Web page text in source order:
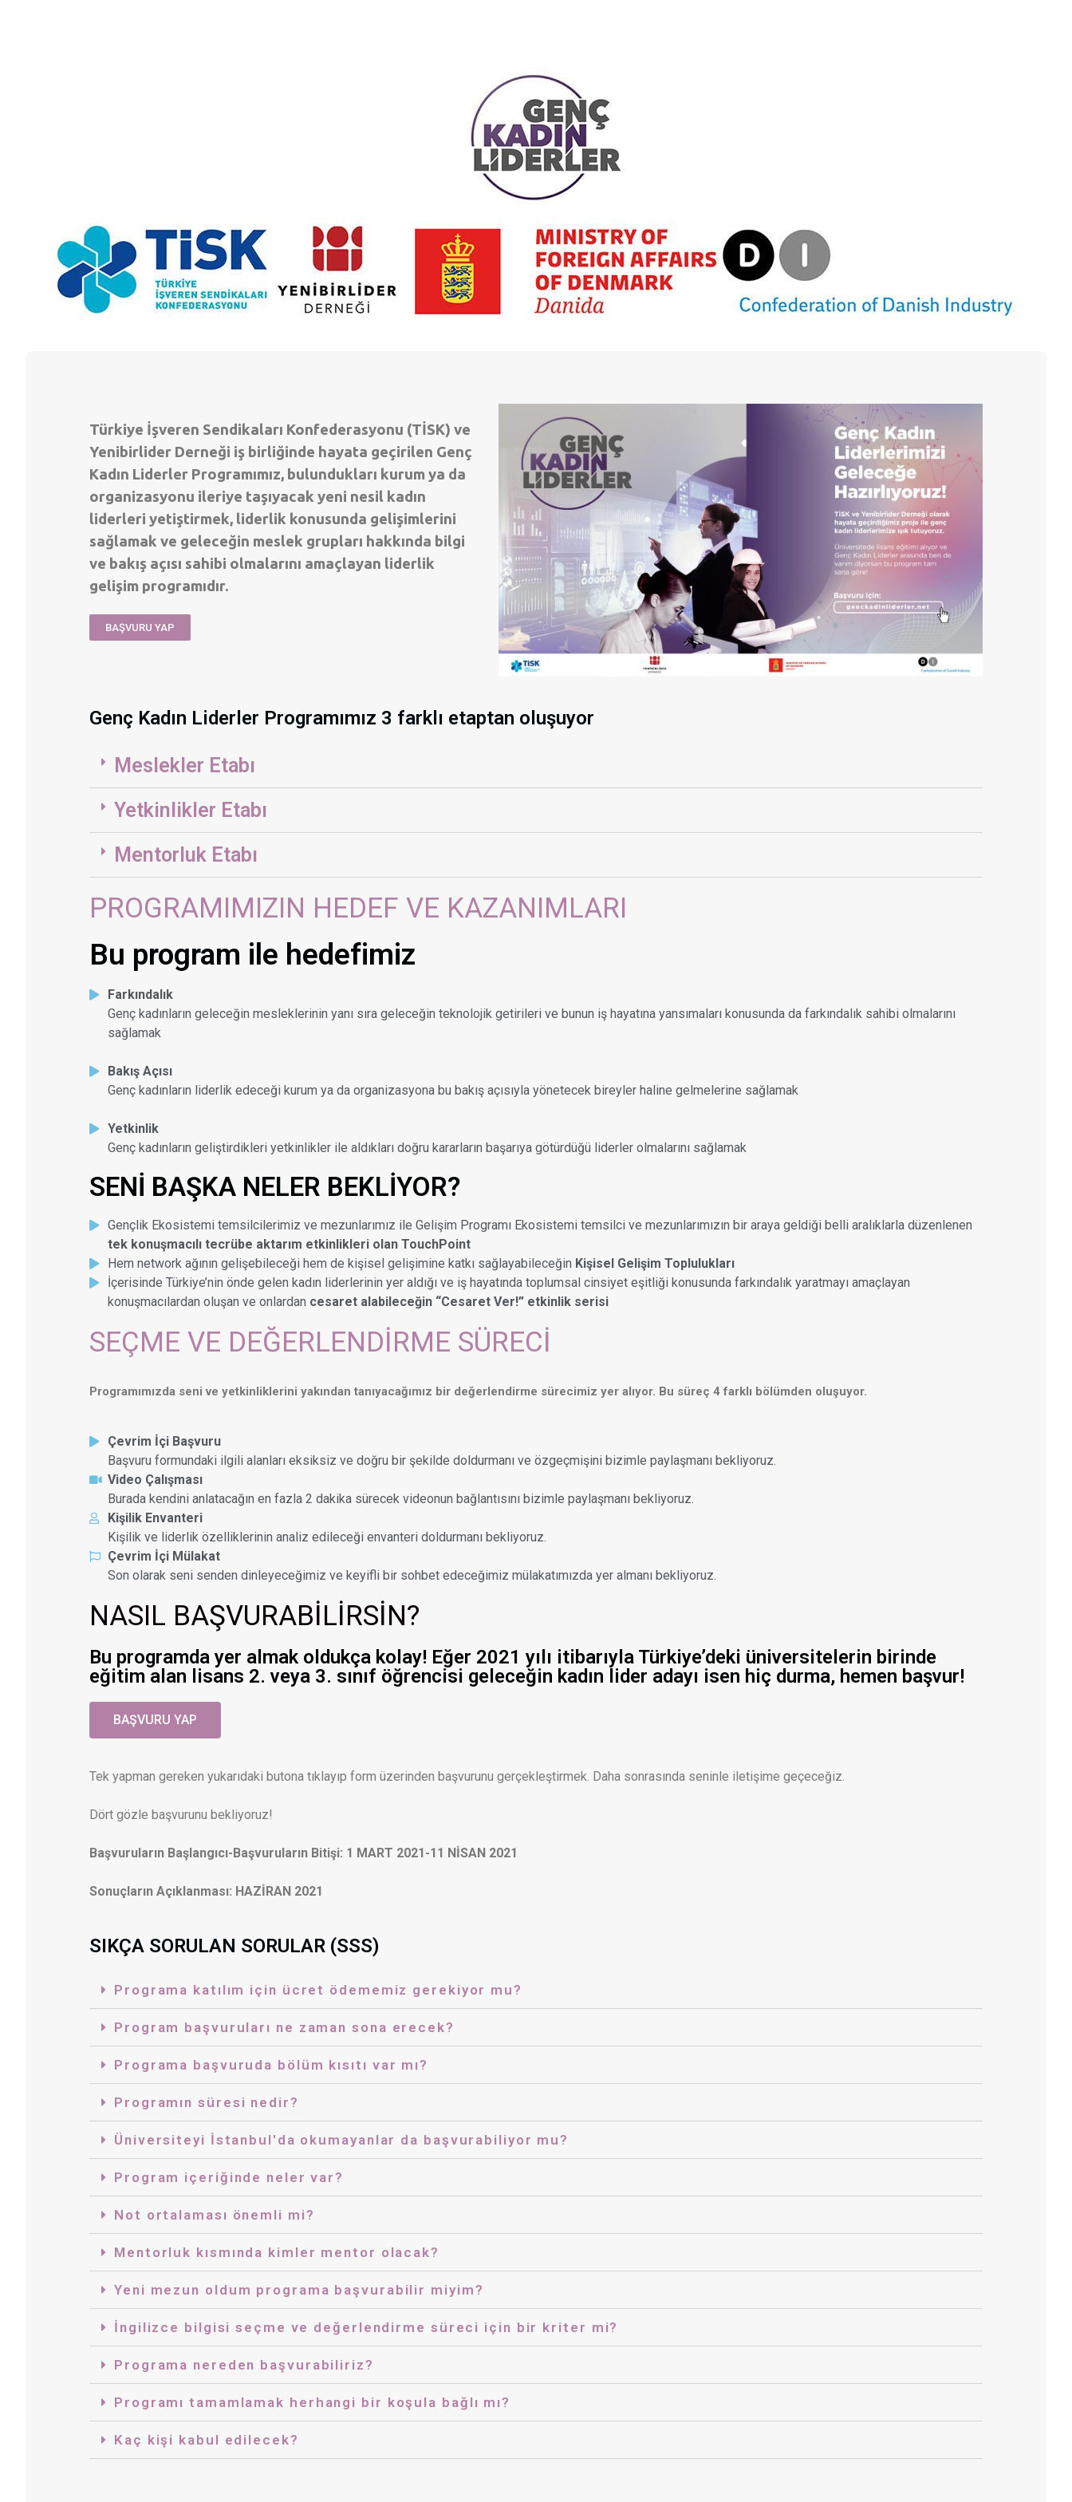
Türkiye İşveren Sendikaları Konfederasyonu (TİSK) ve
Yenibirlider Derneği iş birliğinde hayata geçirilen Genç
Kadın Liderler Programımız, bulundukları kurum ya da
organizasyonu ileriye taşıyacak yeni nesil kadın
liderleri yetiştirmek, liderlik konusunda gelişimlerini
sağlamak ve geleceğin meslek grupları hakkında bilgi
ve bakış açısı sahibi olmalarını amaçlayan liderlik
gelişim programıdır.
BAŞVURU YAP
Genç Kadın Liderler Programımız 3 farklı etaptan oluşuyor
Meslekler Etabı
Yetkinlikler Etabı
Mentorluk Etabı
PROGRAMIMIZIN HEDEF VE KAZANIMLARI
Bu program ile hedefimiz
Farkındalık
Genç kadınların geleceğin mesleklerinin yanı sıra geleceğin teknolojik getirileri ve bunun iş hayatına yansımaları konusunda da farkındalık sahibi olmalarını
sağlamak
Bakış Açısı
Genç kadınların liderlik edeceği kurum ya da organizasyona bu bakış açısıyla yönetecek bireyler haline gelmelerine sağlamak
Yetkinlik
Genç kadınların geliştirdikleri yetkinlikler ile aldıkları doğru kararların başarıya götürdüğü liderler olmalarını sağlamak
SENİ BAŞKA NELER BEKLİYOR?
Gençlik Ekosistemi temsilcilerimiz ve mezunlarımız ile Gelişim Programı Ekosistemi temsilci ve mezunlarımızın bir araya geldiği belli aralıklarla düzenlenen
tek konuşmacılı tecrübe aktarım etkinlikleri olan TouchPoint
Hem network ağının gelişebileceği hem de kişisel gelişimine katkı sağlayabileceğin Kişisel Gelişim Toplulukları
İçerisinde Türkiye’nin önde gelen kadın liderlerinin yer aldığı ve iş hayatında toplumsal cinsiyet eşitliği konusunda farkındalık yaratmayı amaçlayan
konuşmacılardan oluşan ve onlardan cesaret alabileceğin “Cesaret Ver!” etkinlik serisi
SEÇME VE DEĞERLENDİRME SÜRECİ
Programımızda seni ve yetkinliklerini yakından tanıyacağımız bir değerlendirme sürecimiz yer alıyor. Bu süreç 4 farklı bölümden oluşuyor.
Çevrim İçi Başvuru
Başvuru formundaki ilgili alanları eksiksiz ve doğru bir şekilde doldurmanı ve özgeçmişini bizimle paylaşmanı bekliyoruz.
Video Çalışması
Burada kendini anlatacağın en fazla 2 dakika sürecek videonun bağlantısını bizimle paylaşmanı bekliyoruz.
Kişilik Envanteri
Kişilik ve liderlik özelliklerinin analiz edileceği envanteri doldurmanı bekliyoruz.
Çevrim İçi Mülakat
Son olarak seni senden dinleyeceğimiz ve keyifli bir sohbet edeceğimiz mülakatımızda yer almanı bekliyoruz.
NASIL BAŞVURABİLİRSİN?
Bu programda yer almak oldukça kolay! Eğer 2021 yılı itibarıyla Türkiye’deki üniversitelerin birinde
eğitim alan lisans 2. veya 3. sınıf öğrencisi geleceğin kadın lider adayı isen hiç durma, hemen başvur!
BAŞVURU YAP
Tek yapman gereken yukarıdaki butona tıklayıp form üzerinden başvurunu gerçekleştirmek. Daha sonrasında seninle iletişime geçeceğiz.
Dört gözle başvurunu bekliyoruz!
Başvuruların Başlangıcı-Başvuruların Bitişi: 1 MART 2021-11 NİSAN 2021
Sonuçların Açıklanması: HAZİRAN 2021
SIKÇA SORULAN SORULAR (SSS)
Programa katılım için ücret ödememiz gerekiyor mu?
Program başvuruları ne zaman sona erecek?
Programa başvuruda bölüm kısıtı var mı?
Programın süresi nedir?
Üniversiteyi İstanbul'da okumayanlar da başvurabiliyor mu?
Program içeriğinde neler var?
Not ortalaması önemli mi?
Mentorluk kısmında kimler mentor olacak?
Yeni mezun oldum programa başvurabilir miyim?
İngilizce bilgisi seçme ve değerlendirme süreci için bir kriter mi?
Programa nereden başvurabiliriz?
Programı tamamlamak herhangi bir koşula bağlı mı?
Kaç kişi kabul edilecek?